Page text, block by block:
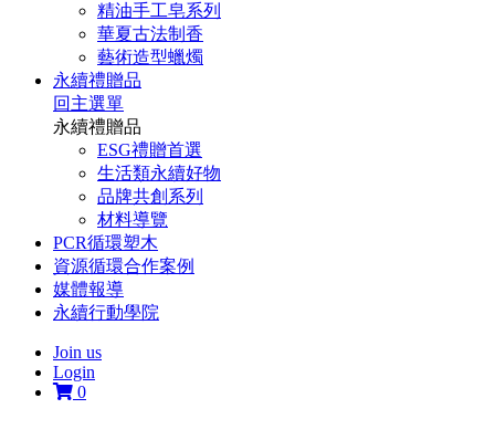
精油手工皂系列
華夏古法制香
藝術造型蠟燭
永續禮贈品
回主選單
永續禮贈品
ESG禮贈首選
生活類永續好物
品牌共創系列
材料導覽
PCR循環塑木
資源循環合作案例
媒體報導
永續行動學院
Join us
Login
0